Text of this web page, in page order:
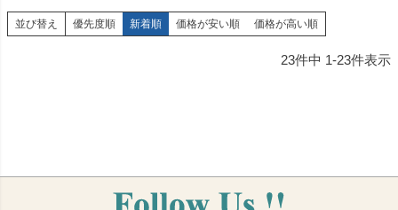
並び替え 優先度順 新着順 価格が安い順 価格が高い順
23件中 1-23件表示